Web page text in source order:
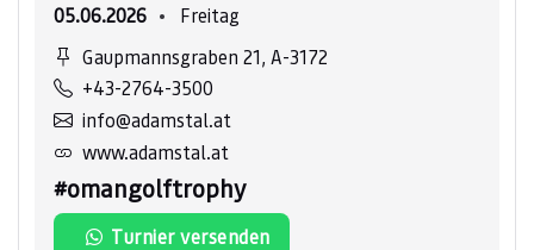
05.06.2026
Freitag
Gaupmannsgraben 21, A-3172
+43-2764-3500
info@adamstal.at
www.adamstal.at
#omangolftrophy
Turnier versenden